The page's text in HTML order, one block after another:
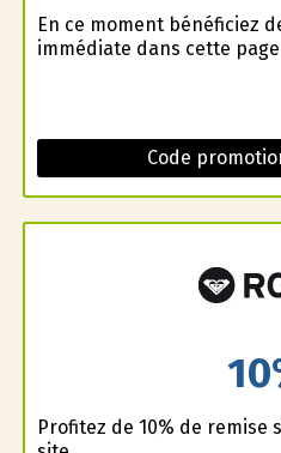
En ce moment bénéficiez
immédiate dans cette
Code
Profitez de 10% de remise